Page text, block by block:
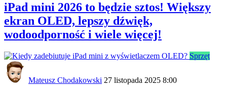
iPad mini 2026 to będzie sztos! Większy
ekran OLED, lepszy dźwięk,
wodoodporność i wiele więcej!
Sprzęt
Mateusz Chodakowski 27 listopada 2025 8:00